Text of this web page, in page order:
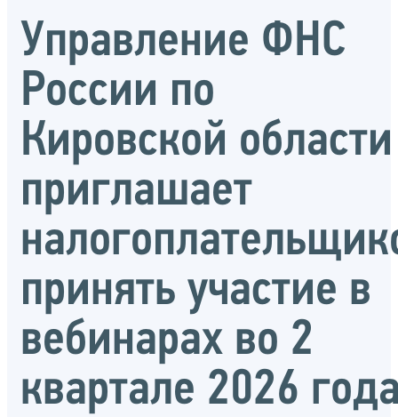
Управление ФНС
России по
Кировской области
приглашает
принять участие в
вебинарах во 2
квартале 2026